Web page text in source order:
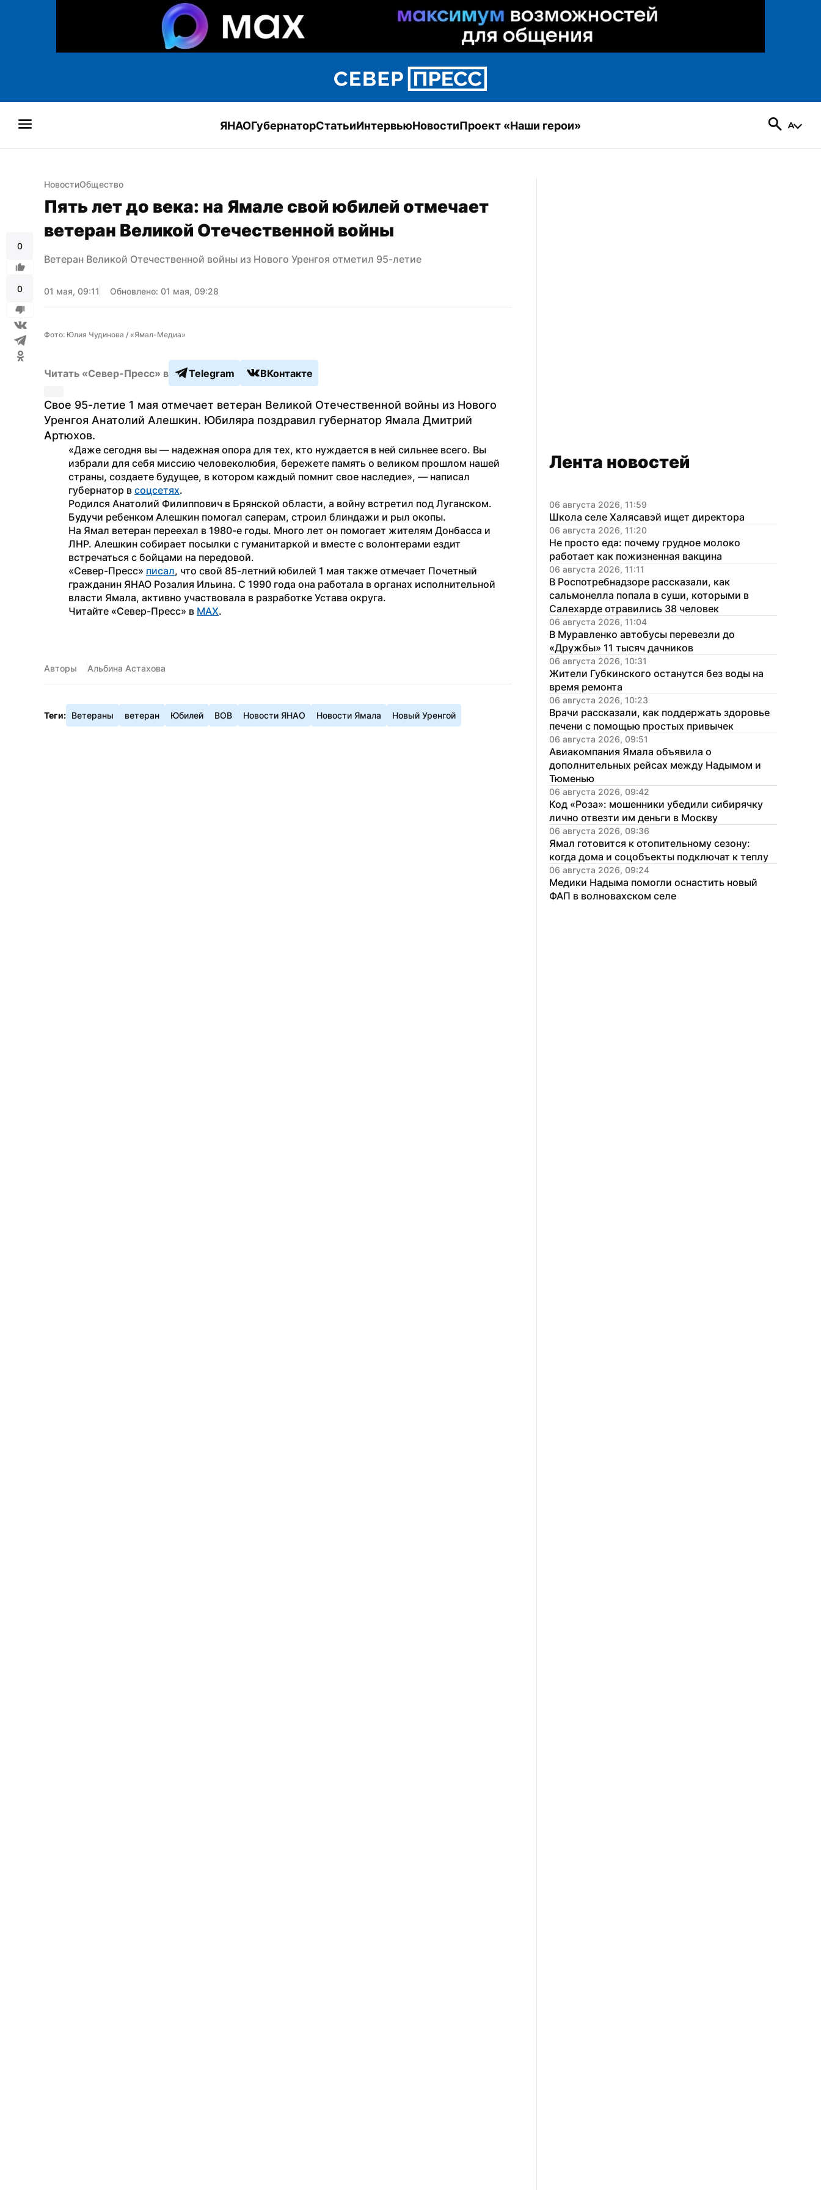
ЯНАОГубернаторСтатьиИнтервьюНовостиПроект «Наши герои»
0
0
НовостиОбщество
Пять лет до века: на Ямале свой юбилей отмечает
ветеран Великой Отечественной войны
Ветеран Великой Отечественной войны из Нового Уренгоя отметил 95-летие
01 мая, 09:11 Обновлено: 01 мая, 09:28
Фото: Юлия Чудинова / «Ямал-Медиа»
Читать «Север-Пресс» в Telegram ВКонтакте
Свое 95-летие 1 мая отмечает ветеран Великой Отечественной войны из Нового
Уренгоя Анатолий Алешкин. Юбиляра поздравил губернатор Ямала Дмитрий
Артюхов.
«Даже сегодня вы — надежная опора для тех, кто нуждается в ней сильнее всего. Вы
избрали для себя миссию человеколюбия, бережете память о великом прошлом нашей
страны, создаете будущее, в котором каждый помнит свое наследие», — написал
губернатор в соцсетях.
Родился Анатолий Филиппович в Брянской области, а войну встретил под Луганском.
Будучи ребенком Алешкин помогал саперам, строил блиндажи и рыл окопы.
На Ямал ветеран переехал в 1980-е годы. Много лет он помогает жителям Донбасса и
ЛНР. Алешкин собирает посылки с гуманитаркой и вместе с волонтерами ездит
встречаться с бойцами на передовой.
«Север-Пресс» писал, что свой 85-летний юбилей 1 мая также отмечает Почетный
гражданин ЯНАО Розалия Ильина. С 1990 года она работала в органах исполнительной
власти Ямала, активно участвовала в разработке Устава округа.
Читайте «Север-Пресс» в MAX.
Авторы Альбина Астахова
Теги: Ветераны ветеран Юбилей ВОВ Новости ЯНАО Новости Ямала Новый Уренгой
Лента новостей
06 августа 2026, 11:59
Школа селе Халясавэй ищет директора
06 августа 2026, 11:20
Не просто еда: почему грудное молоко
работает как пожизненная вакцина
06 августа 2026, 11:11
В Роспотребнадзоре рассказали, как
сальмонелла попала в суши, которыми в
Салехарде отравились 38 человек
06 августа 2026, 11:04
В Муравленко автобусы перевезли до
«Дружбы» 11 тысяч дачников
06 августа 2026, 10:31
Жители Губкинского останутся без воды на
время ремонта
06 августа 2026, 10:23
Врачи рассказали, как поддержать здоровье
печени с помощью простых привычек
06 августа 2026, 09:51
Авиакомпания Ямала объявила о
дополнительных рейсах между Надымом и
Тюменью
06 августа 2026, 09:42
Код «Роза»: мошенники убедили сибирячку
лично отвезти им деньги в Москву
06 августа 2026, 09:36
Ямал готовится к отопительному сезону:
когда дома и соцобъекты подключат к теплу
06 августа 2026, 09:24
Медики Надыма помогли оснастить новый
ФАП в волновахском селе